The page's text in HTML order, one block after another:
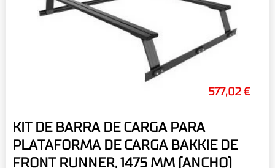
577,02 €
KIT DE BARRA DE CARGA PARA
PLATAFORMA DE CARGA BAKKIE DE
FRONT RUNNER, 1475 MM (ANCHO)